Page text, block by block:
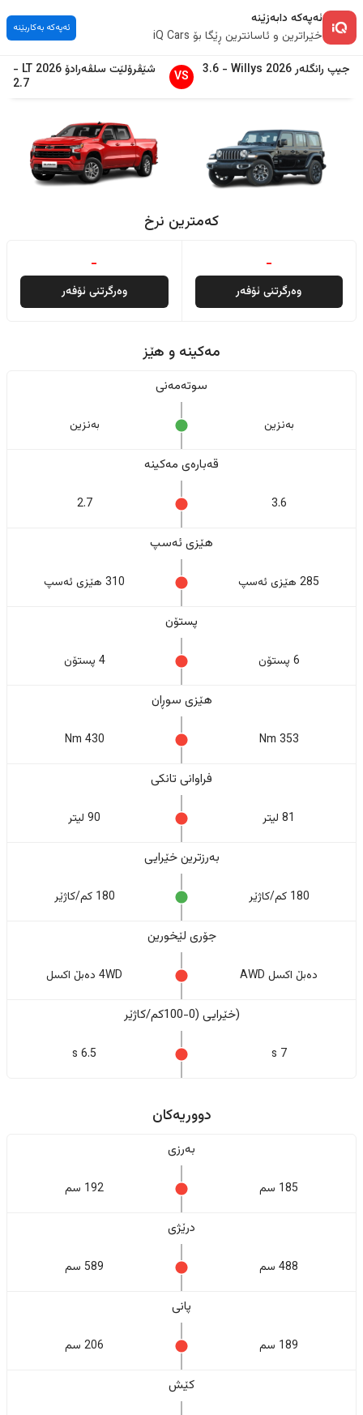
ئەپەکە دابەزێنە
خێراترین و ئاسانترین ڕێگا بۆ iQ Cars
ئەپەکە بەکاربێنە
جیپ رانگلەر2026
Willys
-
3.6
VS شێڤرۆلێت سلڤەرادۆ2026
LT
-
2.7
کەمترین نرخ
-
وەرگرتنی ئۆفەر
-
وەرگرتنی ئۆفەر
مەکینە و هێز
سوتەمەنی
بەنزین بەنزین
قەبارەی مەکینە
3.6
2.7
هێزی ئەسپ
285 هێزی ئەسپ 310 هێزی ئەسپ
پستۆن
6 پستۆن 4 پستۆن
هێزی سوڕان
353 Nm
430 Nm
فراوانی تانکی
81 لیتر 90 لیتر
بەرزترین خێرایی
180 کم/کاژێر 180 کم/کاژێر
جۆری لێخورین
دەبڵ اکسل AWD 4WD دەبڵ اکسل
(خێرایی (0-100کم/کاژێر
7 s
6.5 s
دووریەکان
بەرزی
185 سم 192 سم
درێژی
488 سم 589 سم
پانی
189 سم 206 سم
کێش